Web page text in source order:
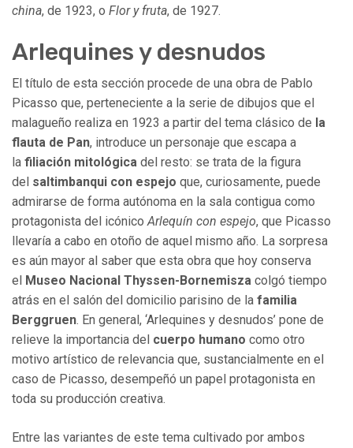
china, de 1923, o Flor y fruta, de 1927.
Arlequines y desnudos
El título de esta sección procede de una obra de Pablo
Picasso que, perteneciente a la serie de dibujos que el
malagueño realiza en 1923 a partir del tema clásico de la
flauta de Pan, introduce un personaje que escapa a
la filiación mitológica del resto: se trata de la figura
del saltimbanqui con espejo que, curiosamente, puede
admirarse de forma autónoma en la sala contigua como
protagonista del icónicoArlequín con espejo, que Picasso
llevaría a cabo en otoño de aquel mismo año. La sorpresa
es aún mayor al saber que esta obra que hoy conserva
el
Museo Nacional Thyssen-Bornemisza colgó tiempo
atrás en el salón del domicilio parisino de la familia
Berggruen. En general, ‘Arlequines y desnudos’ pone de
relieve la importancia del cuerpo humano como otro
motivo artístico de relevancia que, sustancialmente en el
caso de Picasso, desempeñó un papel protagonista en
toda su producción creativa.
Entre las variantes de este tema cultivado por ambos